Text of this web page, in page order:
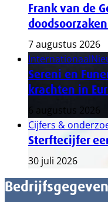
Frank van de
7 augustus 2026
Internationaal
Sereni en
krachten in
6 augustus 2026
Cijfers &
Sterftecijfer
30 juli 2026